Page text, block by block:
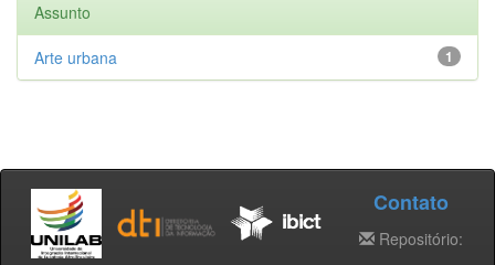
Assunto
1
Arte urbana
Contato
Repositório: